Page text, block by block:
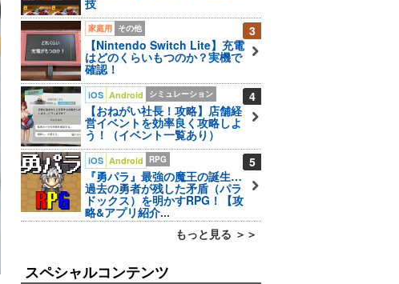
技
3
家庭用 その他
【Nintendo Switch Lite】充電
はどのくらいもつのか？実機で
確認！
4
iOS Android シミュレーション
【おねがい社長！攻略】店舗経
営イベントを効率良く攻略しよ
う！（イベント一覧あり）
5
iOS Android RPG
『勇パラ』最強の魔王の誕生…
過去の勇者が残した矛盾（パラ
ドックス）を明かすRPG！【攻
略&アプリ紹介...
もっと見る ＞＞
スペシャルコンテンツ